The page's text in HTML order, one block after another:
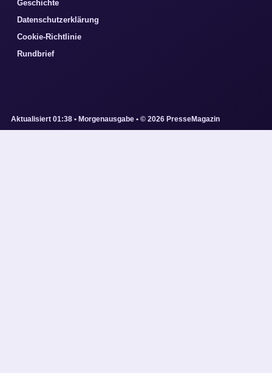
Geschichte
Datenschutzerklärung
Cookie-Richtlinie
Rundbrief
Aktualisiert 01:38 • Morgenausgabe • © 2026 PresseMagazin